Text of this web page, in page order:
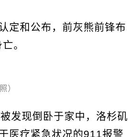
定和公布，前灰熊前锋布
。
）
发现倒卧于家中，洛杉矶
医疗紧急状况的911报警